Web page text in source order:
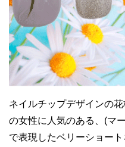
ネイルチップデザインの
の女性に人気のある、(マ
で表現したベリーショー